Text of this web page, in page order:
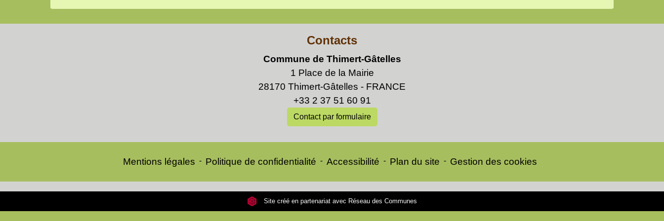
Contacts
Commune de Thimert-Gâtelles
1 Place de la Mairie
28170 Thimert-Gâtelles - FRANCE
+33 2 37 51 60 91
Contact par formulaire
Mentions légales - Politique de confidentialité - Accessibilité - Plan du site - Gestion des cookies
Site créé en partenariat avec Réseau des Communes